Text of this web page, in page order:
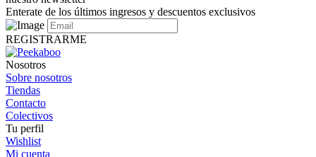
Enterate de los últimos ingresos y descuentos exclusivos
REGISTRARME
Nosotros
Sobre nosotros
Tiendas
Contacto
Colectivos
Tu perfil
Wishlist
Mi cuenta